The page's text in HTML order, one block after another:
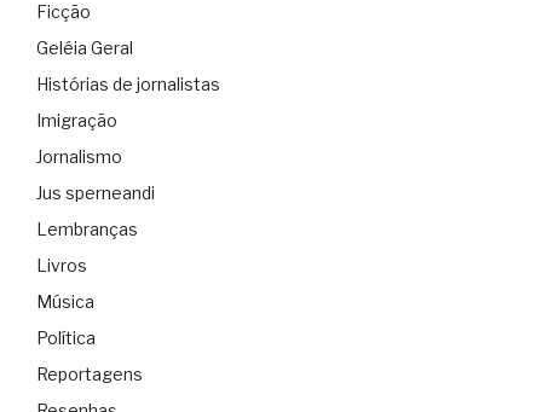
Ficção
Geléia Geral
Histórias de jornalistas
Imigração
Jornalismo
Jus sperneandi
Lembranças
Livros
Música
Política
Reportagens